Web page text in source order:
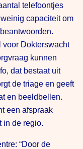
telefoontjes
capaciteit om
voor Dokterswacht
kunnen
dat bestaat uit
de triage en geeft
en beeldbellen.
een afspraak
in de regio.
“Door de